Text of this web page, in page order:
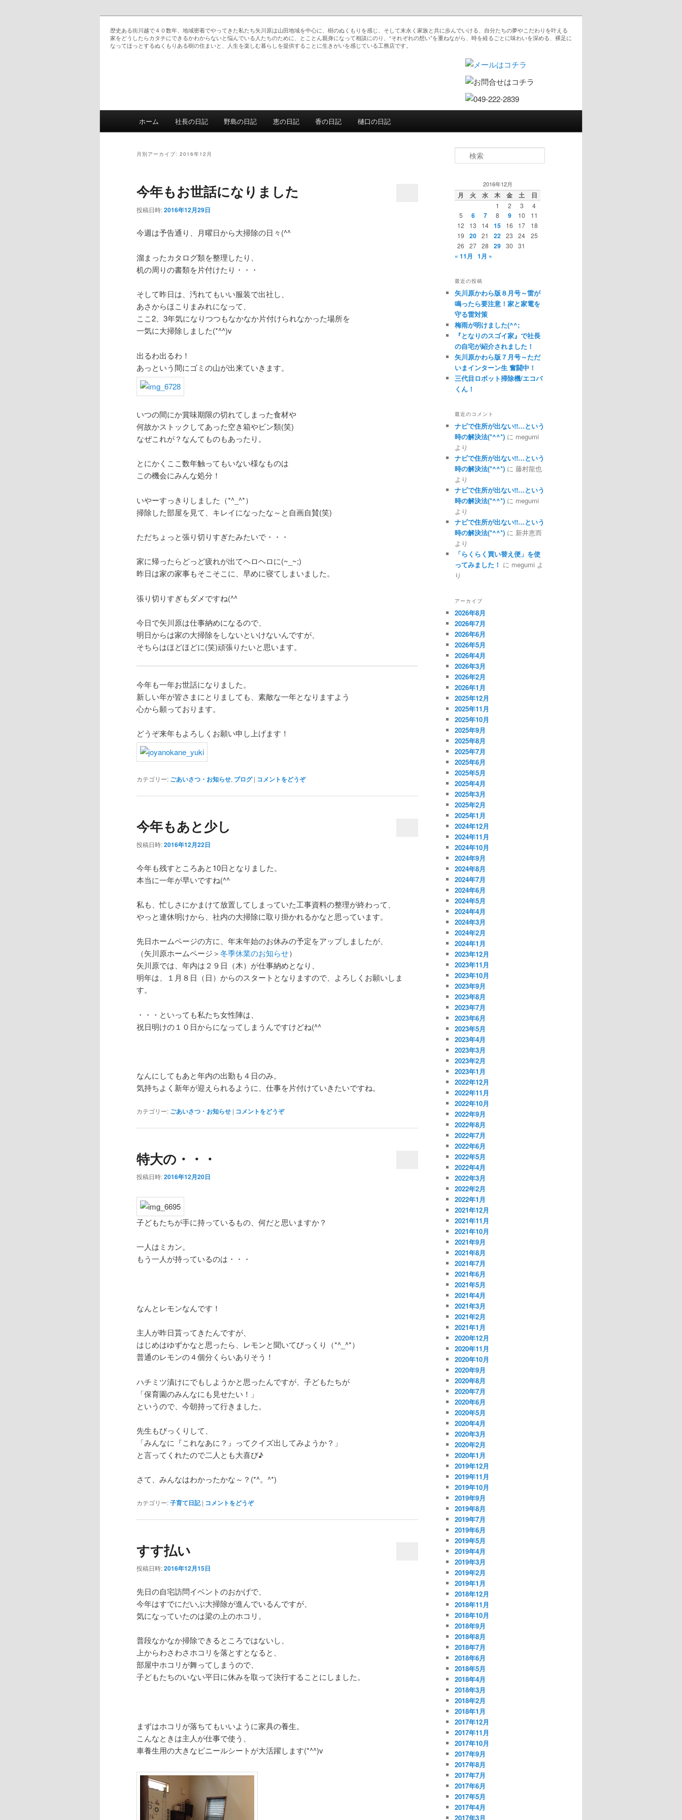
歴史ある街川越で４０数年、地域密着でやってきた私たち矢川原は山田地域を中心に、樹のぬくもりを感じ、そして末永く家族と共に歩んでいける、自分たちの夢やこだわりを叶える
家をどうしたらカタチにできるかわからないと悩んでいる人たちのために、とことん親身になって相談にのり、“それぞれの想い”を重ねながら、時を経るごとに味わいを深める、裸足に
なってほっとするぬくもりある樹の住まいと、人生を楽しむ暮らしを提供することに生きがいを感じている工務店です。
恵の日記 双子ママのお仕事日記
メインコンテンツへ移動
サブコンテンツへ移動
ホーム 社長の日記 野島の日記 恵の日記 香の日記 樋口の日記
月別アーカイブ:2016年12月
今年もお世話になりました
投稿日時:2016年12月29日
今週は予告通り、月曜日から大掃除の日々(^^ゞ
溜まったカタログ類を整理したり、
机の周りの書類を片付けたり・・・
そして昨日は、汚れてもいい服装で出社し、
あさからほこりまみれになって、
ここ2、3年気になりつつもなかなか片付けられなかった場所を
一気に大掃除しました(*^^)v
出るわ出るわ！
あっという間にゴミの山が出来ていきます。
いつの間にか賞味期限の切れてしまった食材や
何故かストックしてあった空き箱やビン類(笑)
なぜこれが？なんてものもあったり。
とにかくここ数年触ってもいない様なものは
この機会にみんな処分！
いやーすっきりしました（*^_^*）
掃除した部屋を見て、キレイになったな～と自画自賛(笑)
ただちょっと張り切りすぎたみたいで・・・
家に帰ったらどっど疲れが出てヘロヘロに(~_~;)
昨日は家の家事もそこそこに、早めに寝てしまいました。
張り切りすぎもダメですね(^^ゞ
今日で矢川原は仕事納めになるので、
明日からは家の大掃除をしないといけないんですが、
そちらはほどほどに(笑)頑張りたいと思います。
今年も一年お世話になりました。
新しい年が皆さまにとりましても、素敵な一年となりますよう
心から願っております。
どうぞ来年もよろしくお願い申し上げます！
カテゴリー: ごあいさつ・お知らせ, ブログ | コメントをどうぞ
今年もあと少し
投稿日時:2016年12月22日
今年も残すところあと10日となりました。
本当に一年が早いですね(^^ゞ
私も、忙しさにかまけて放置してしまっていた工事資料の整理が終わって、
やっと連休明けから、社内の大掃除に取り掛かれるかなと思っています。
先日ホームページの方に、年末年始のお休みの予定をアップしましたが、
（矢川原ホームページ＞冬季休業のお知らせ）
矢川原では、年内は２９日（木）が仕事納めとなり、
明年は、１月８日（日）からのスタートとなりますので、よろしくお願いしま
す。
・・・といっても私たち女性陣は、
祝日明けの１０日からになってしまうんですけどね(^^ゞ
なんにしてもあと年内の出勤も４日のみ。
気持ちよく新年が迎えられるように、仕事を片付けていきたいですね。
カテゴリー: ごあいさつ・お知らせ | コメントをどうぞ
特大の・・・
投稿日時:2016年12月20日
子どもたちが手に持っているもの、何だと思いますか？
一人はミカン。
もう一人が持っているのは・・・
なんとレモンなんです！
主人が昨日貰ってきたんですが、
はじめはゆずかなと思ったら、レモンと聞いてびっくり（*^_^*）
普通のレモンの４個分くらいありそう！
ハチミツ漬けにでもしようかと思ったんですが、子どもたちが
「保育園のみんなにも見せたい！」
というので、今朝持って行きました。
先生もびっくりして、
「みんなに『これなあに？』ってクイズ出してみようか？」
と言ってくれたので二人とも大喜び♪
さて、みんなはわかったかな～？(*^。^*)
カテゴリー:子育て日記 | コメントをどうぞ
すす払い
投稿日時:2016年12月15日
先日の自宅訪問イベントのおかげで、
今年はすでにだいぶ大掃除が進んでいるんですが、
気になっていたのは梁の上のホコリ。
普段なかなか掃除できるところではないし、
上からわさわさホコリを落とすとなると、
部屋中ホコリが舞ってしまうので、
子どもたちのいない平日に休みを取って決行することにしました。
まずはホコリが落ちてもいいように家具の養生。
こんなときは主人が仕事で使う、
車養生用の大きなビニールシートが大活躍します(*^^)v
2016年12月
月 火 水 木 金 土 日
1 2 3
4
5
6 7 8 9 10
11
12
13 14 15 16 17
18
19
20 21 22 23 24
25
26
27 28 29 30 31
« 11月 1月 »
最近の投稿
矢川原かわら版８月号～雷が
鳴ったら要注意！家と家電を
守る雷対策
梅雨が明けました(^^;
『となりのスゴイ家』で社長
の自宅が紹介されました！
矢川原かわら版７月号～ただ
いまインターン生 奮闘中！
三代目ロボット掃除機/エコバ
くん！
最近のコメント
ナビで住所が出ない!!…という
時の解決法(*^^*) に megumi
より
ナビで住所が出ない!!…という
時の解決法(*^^*) に藤村龍也
より
ナビで住所が出ない!!…という
時の解決法(*^^*) に megumi
より
ナビで住所が出ない!!…という
時の解決法(*^^*) に 新井恵而
より
「らくらく買い替え便」を使
ってみました！ に megumi よ
り
アーカイブ
2026年8月
2026年7月
2026年6月
2026年5月
2026年4月
2026年3月
2026年2月
2026年1月
2025年12月
2025年11月
2025年10月
2025年9月
2025年8月
2025年7月
2025年6月
2025年5月
2025年4月
2025年3月
2025年2月
2025年1月
2024年12月
2024年11月
2024年10月
2024年9月
2024年8月
2024年7月
2024年6月
2024年5月
2024年4月
2024年3月
2024年2月
2024年1月
2023年12月
2023年11月
2023年10月
2023年9月
2023年8月
2023年7月
2023年6月
2023年5月
2023年4月
2023年3月
2023年2月
2023年1月
2022年12月
2022年11月
2022年10月
2022年9月
2022年8月
2022年7月
2022年6月
2022年5月
2022年4月
2022年3月
2022年2月
2022年1月
2021年12月
2021年11月
2021年10月
2021年9月
2021年8月
2021年7月
2021年6月
2021年5月
2021年4月
2021年3月
2021年2月
2021年1月
2020年12月
2020年11月
2020年10月
2020年9月
2020年8月
2020年7月
2020年6月
2020年5月
2020年4月
2020年3月
2020年2月
2020年1月
2019年12月
2019年11月
2019年10月
2019年9月
2019年8月
2019年7月
2019年6月
2019年5月
2019年4月
2019年3月
2019年2月
2019年1月
2018年12月
2018年11月
2018年10月
2018年9月
2018年8月
2018年7月
2018年6月
2018年5月
2018年4月
2018年3月
2018年2月
2018年1月
2017年12月
2017年11月
2017年10月
2017年9月
2017年8月
2017年7月
2017年6月
2017年5月
2017年4月
2017年3月